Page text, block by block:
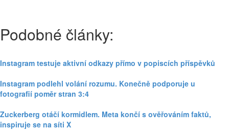
Podobné články:
Instagram testuje aktivní odkazy přímo v popiscích příspěvků
Instagram podlehl volání rozumu. Konečně podporuje u
fotografií poměr stran 3:4
Zuckerberg otáčí kormidlem. Meta končí s ověřováním faktů,
inspiruje se na síti X